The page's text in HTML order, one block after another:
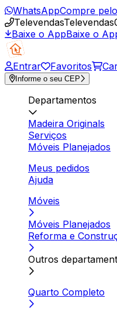
WhatsAppCompre
TelevendasTelevendas
Baixe o AppBaixe o
Entrar Favoritos
Informe o seu CEP
Departamentos
Madeira Originals
Serviços
Móveis Planejados
Meus pedidos
Ajuda
Móveis
Móveis Planejados
Reforma e
Outros
Quarto Completo